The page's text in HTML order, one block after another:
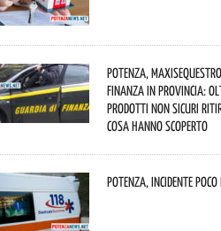
Potenza,
Finanza in provincia:
prodotti non sicuri
Cosa hanno scoperto
Potenza, incidente